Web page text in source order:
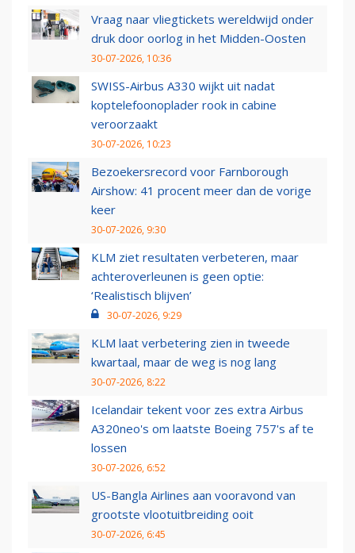
Vraag naar vliegtickets wereldwijd onder
druk door oorlog in het Midden-Oosten
30-07-2026, 10:36
SWISS-Airbus A330 wijkt uit nadat
koptelefoonoplader rook in cabine
veroorzaakt
30-07-2026, 10:23
Bezoekersrecord voor Farnborough
Airshow: 41 procent meer dan de vorige
keer
30-07-2026, 9:30
KLM ziet resultaten verbeteren, maar
achteroverleunen is geen optie:
‘Realistisch blijven’
30-07-2026, 9:29
KLM laat verbetering zien in tweede
kwartaal, maar de weg is nog lang
30-07-2026, 8:22
Icelandair tekent voor zes extra Airbus
A320neo's om laatste Boeing 757's af te
lossen
30-07-2026, 6:52
US-Bangla Airlines aan vooravond van
grootste vlootuitbreiding ooit
30-07-2026, 6:45